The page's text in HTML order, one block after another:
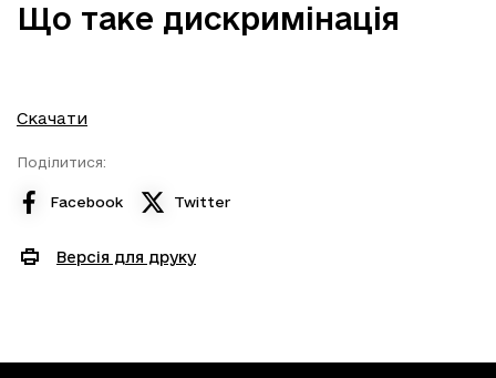
Що таке дискримінація
Скачати
Поділитися:
Facebook Twitter
Версія для друку